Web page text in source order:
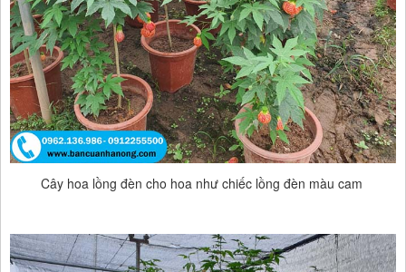
Cây hoa lồng đèn cho hoa như chiếc lồng đèn màu cam